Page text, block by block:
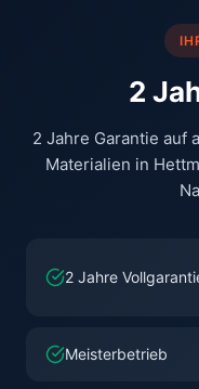
2
2 Jahre Garantie auf
Materialien in
2 Jahre
Meisterbetrieb